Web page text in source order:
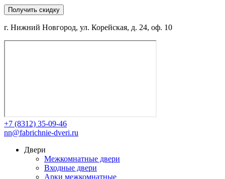
Получить скидку
г. Нижний Новгород, ул. Корейская, д. 24, оф. 10
+7 (8312) 35-09-46
nn@fabrichnie-dveri.ru
Двери
Межкомнатные двери
Входные двери
Арки межкомнатные